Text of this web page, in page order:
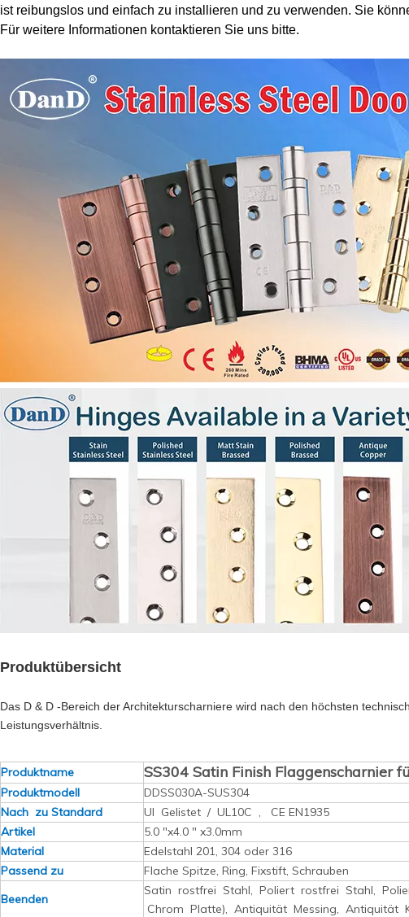
ist reibungslos und einfach zu installieren und zu verwenden. Sie
Für weitere Informationen kontaktieren Sie uns bitte.
Produktübersicht
Das D & D -Bereich der Architekturscharniere wird nach den höchsten
Leistungsverhältnis.
Produktname SS304 Satin Finish Flaggenscharnier
Produktmodell
DDSS030A-SUS304
Nach zu Standard
Ul Gelistet / UL10C , CE EN1935
Artikel
5.0 "x4.0 " x3.0mm
Material
Edelstahl 201, 304 oder 316
Passend zu
Flache Spitze, Ring, Fixstift, Schrauben
Beenden
Satin rostfrei Stahl, Poliert rostfrei Stahl,
Chrom Platte), Antiquität Messing, Antiquität